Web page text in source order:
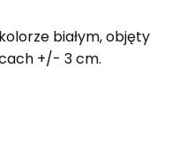
białym, objęty
+/- 3 cm.